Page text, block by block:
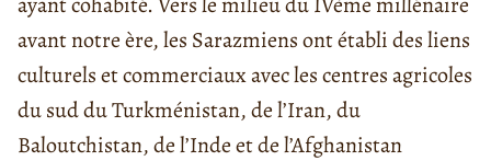
avant notre ère, les Sarazmiens ont établi des liens
culturels et commerciaux avec les centres agricoles
du sud du Turkménistan, de l’Iran, du
Baloutchistan, de l’Inde et de l’Afghanistan